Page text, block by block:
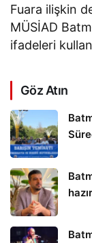
Fuara ilişkin
MÜSİAD
ifadeleri
Göz Atın